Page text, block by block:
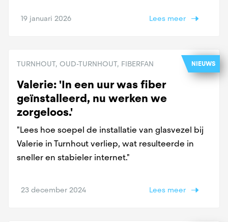
19 januari 2026 Lees meer
NIEUWS
TURNHOUT, OUD-TURNHOUT, FIBERFAN
Valerie: 'In een uur was fiber
geïnstalleerd, nu werken we
zorgeloos.'
"Lees hoe soepel de installatie van glasvezel bij
Valerie in Turnhout verliep, wat resulteerde in
sneller en stabieler internet."
23 december 2024 Lees meer